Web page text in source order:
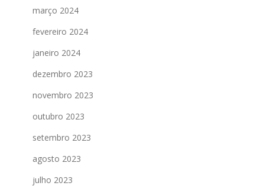
março 2024
fevereiro 2024
janeiro 2024
dezembro 2023
novembro 2023
outubro 2023
setembro 2023
agosto 2023
julho 2023